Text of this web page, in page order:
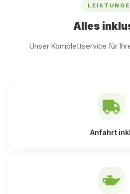
Alles
Unser Komplettservice für
Anfahrt